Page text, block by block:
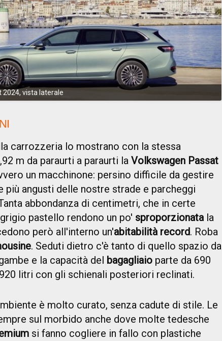
2024, vista laterale
carrozzeria lo mostrano con la stessa
m da paraurti a paraurti la Volkswagen Passat
un macchinone: persino difficile da gestire
più angusti delle nostre strade e parcheggi
abbondanza di centimetri, che in certe
pastello rendono un po' sproporzionatala
però all'interno un'abitabilità record. Roba
. Seduti dietro c'è tanto di quello spazio da
e la capacità del bagagliaio parte da 690
litri con gli schienali posteriori reclinati.
è molto curato, senza cadute di stile. Le
sul morbido anche dove molte tedesche
si fanno cogliere in fallo con plastiche